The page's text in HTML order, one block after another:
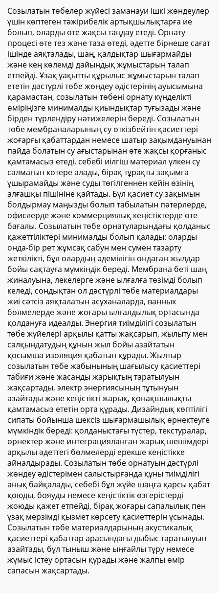
артқы планы Led артқы
жарықтандырылатын
Seg жарық шамы
қорапшасы
шамдық тақта,
жарнамалық мақсатта
Созылатын төбелер жүйесі заманауи ішкі жөндеулер
үшін көптеген тәжірибелік артықшылықтарға ие
болып, оларды өте жақсы таңдау етеді. Орнату
процесі өте тез және таза өтеді, әдетте бірнеше сағат
ішінде аяқталады, шаң, қалдықтар шығармайды
және кең көлемді дайындық жұмыстарын талап
етпейді. Ұзақ уақытты құрылыс жұмыстарын талап
ететін дәстүрлі төбе жөндеу әдістерінің ауысымына
қарамастан, созылатын төбені орнату күнделікті
өміріңізге минималды қиындықтар туғызады және
бірден түрлендіру нәтижелерін береді. Созылатын
төбе мембраналарының су өткізбейтін қасиеттері
жоғарғы қабаттардан немесе шатыр зақымдануынан
пайда болатын су ағыстарынан өте жақсы қорғаныс
қамтамасыз етеді, себебі иілгіш материал үлкен су
салмағын көтере алады, бірақ тұрақты зақымға
ұшырамайды және суды төгілгеннен кейін өзінің
алғашқы пішініне қайтады. Бұл қасиет су зақымын
болдырмау маңызды болып табылатын пәтерлерде,
офислерде және коммерциялық кеңістіктерде өте
бағалы. Созылатын төбе орнатуларындағы қолданыс
қажеттіліктері минималды болып қалады: оларды
онда-бір рет жұмсақ сабун мен сумен тазарту
жеткілікті, бұл олардың әдемілігін ондаған жылдар
бойы сақтауға мүмкіндік береді. Мембрана беті шаң
жиналуына, лекелерге және ылғалға төзімді болып
келеді, сондықтан ол дәстүрлі төбе материалдары
жиі сәтсіз аяқталатын асуханаларда, ванных
бөлмелерде және жоғары ылғалдылық ортасында
қолдануға идеалды. Энергия тиімділігі созылатын
төбе жүйелері арқылы қатты жақсарып, жылыту мен
салқындатудың құнын жыл бойы азайтатын
қосымша изоляция қабатын құрады. Жылтыр
созылатын төбе жабынының шағылысу қасиеттері
табиғи және жасанды жарықтың таратылуын
жақсартады, электр энергиясының тұтынуын
азайтады және кеңістікті жарық, қонақшылықты
қамтамасыз ететін орта құрады. Дизайндық көптілігі
сипаты бойынша шексіз шығармашылық өрнектеуге
мүмкіндік береді: қолданыстағы түстер, текстуралар,
өрнектер және интеграцияланған жарық шешімдері
арқылы әдеттегі бөлмелерді ерекше кеңістікке
айналдырады. Созылатын төбе орнатуын дәстүрлі
жөндеу әдістерімен салыстырғанда құны тиімділігі
анық байқалады, себебі бұл жүйе шаңға қарсы қабат
қоюды, бояуды немесе кеңістіктік өзгерістерді
жоюды қажет етпейді, бірақ жоғары сапалылық пен
ұзақ мерзімді қызмет көрсету қасиеттерін ұсынады.
Созылатын төбе материалдарының акустикалық
қасиеттері қабаттар арасындағы дыбыс таратылуын
азайтады, бұл тыныш және ыңғайлы тұру немесе
жұмыс істеу ортасын құрады және жалпы өмір
сапасын жақсартады.